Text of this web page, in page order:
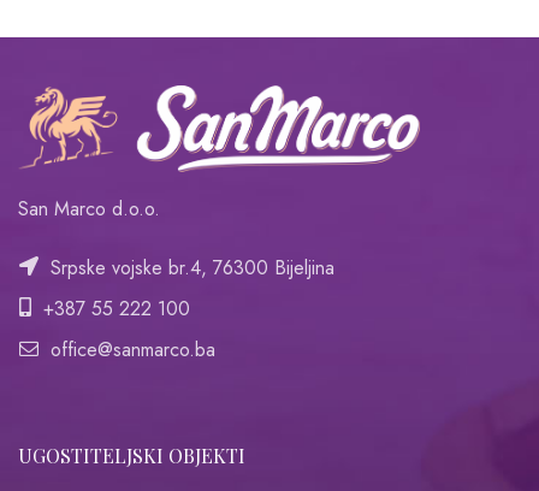
San Marco d.o.o.
Srpske vojske br.4, 76300 Bijeljina
+387 55 222 100
office@sanmarco.ba
UGOSTITELJSKI OBJEKTI